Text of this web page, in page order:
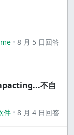
8 月 5 日回答
不自
件 8 月 4 日回答